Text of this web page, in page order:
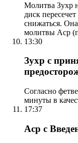
Молитва Зухр
диск
снижаться.
молитвы Аср
13:30
Зухр с
Согласно
минуты в
17:37
Аср с